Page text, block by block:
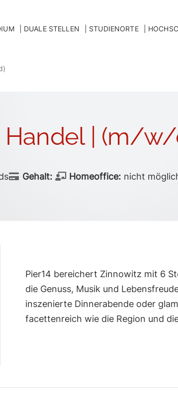
DUALE STELLEN STUDIENORTE
Handel | (m/
Gehalt: Homeoffice: nicht
Pier14 bereichert Zinnowitz mit 6
die Genuss, Musik und
inszenierte Dinnerabende oder
facettenreich wie die Region und